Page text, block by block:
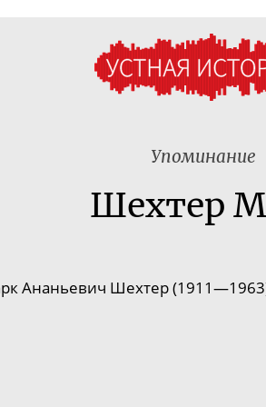
Упоминание
Шехтер
Ананьевич Шехтер